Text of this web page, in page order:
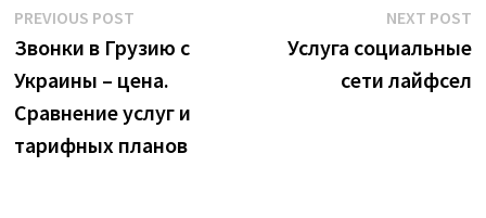
Post
navigation
PREVIOUS POSTPrevious
post:
Звонки в Грузию с
Украины – цена.
Сравнение услуг и
тарифных планов
NEXT POST
Услуга социальные
сети лайфсел